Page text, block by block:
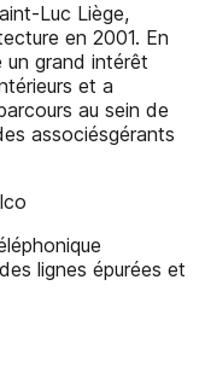
Luc Liège,
en 2001. En
un grand intérêt
et a
au sein de
associésgérants
lignes épurées et